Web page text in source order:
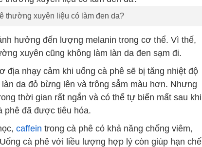
thường xuyên liệu có làm đen da?
hưởng đến lượng melanin trong cơ thể. Vì thế,
xuyên cũng không làm làn da đen sạm đi.
địa nhạy cảm khi uống cà phê sẽ bị tăng nhiệt độ
da đỏ bừng lên và trông sẫm màu hơn. Nhưng
thời gian rất ngắn và có thể tự biến mất sau khi
phê đã được tiêu hóa.
caffein trong cà phê có khả năng chống viêm,
cà phê với liều lượng hợp lý còn giúp hạn chế